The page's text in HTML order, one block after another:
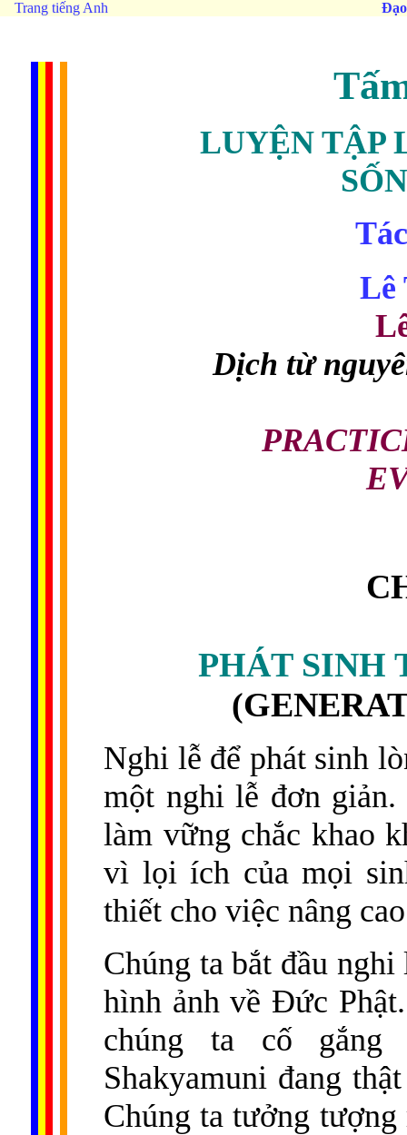
Trang tiếng Anh
LUYỆN TẬP
Lê
Dịch từ
PHÁT SINH
Nghi lễ để phát sinh
một nghi lễ đơn
làm vững chắc khao
vì lọi ích của mọi
thiết cho việc nâng
Chúng ta bắt đầu
hình ảnh về Đức
chúng ta cố gắng
Shakyamuni đang
Chúng ta tưởng